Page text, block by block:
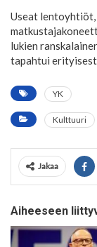
Useat
lukien
tapahtui
YK
Kulttuuri
Jakaa
Aiheeseen